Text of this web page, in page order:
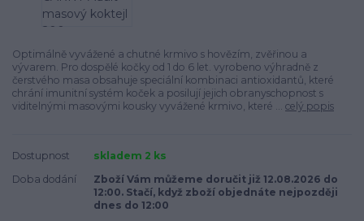
Optimálně vyvážené a chutné krmivo s hovězím, zvěřinou a
vývarem. Pro dospělé kočky od 1 do 6 let. vyrobeno výhradně z
čerstvého masa obsahuje speciální kombinaci antioxidantů, které
chrání imunitní systém koček a posilují jejich obranyschopnost s
viditelnými masovými kousky vyvážené krmivo, které ... celý popis
Dostupnost
skladem 2 ks
Doba dodání
Zboží Vám můžeme doručit již 12.08.2026 do
12:00. Stačí, když zboží objednáte nejpozději
dnes do 12:00